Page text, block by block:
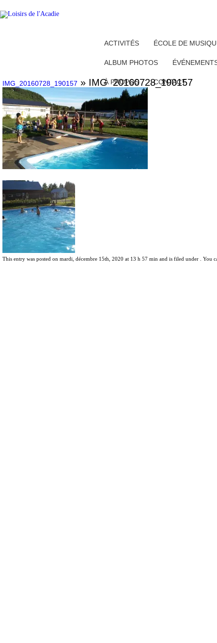
ACTIVITÉS ÉCOLE DE
ALBUM PHOTOS
À PROPOS CONTACT
IMG_20160728_190157 » IMG_20160728_190157
This entry was posted on mardi, décembre 15th, 2020 at 13 h 57 min and is filed under . You